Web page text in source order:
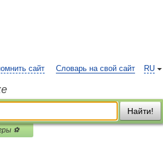
RU
сайт Словарь на свой сайт
Найти!
⚽